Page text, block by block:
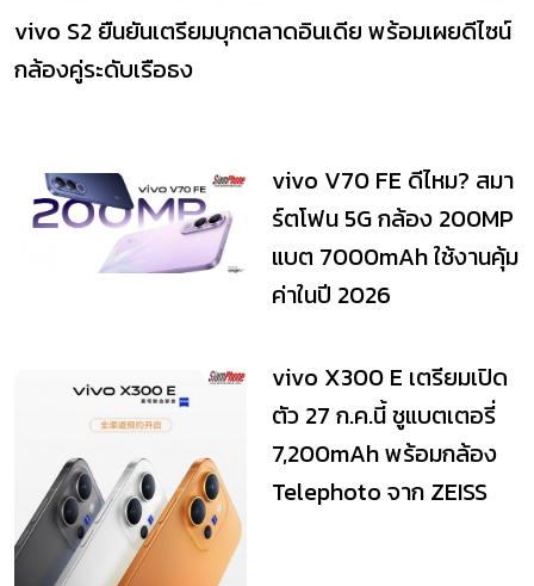
vivo S2 ยืนยันเตรียมบุกตลาดอินเดีย พร้อมเผยดีไซน์
กล้องคู่ระดับเรือธง
vivo V70 FE ดีไหม? สมา
ร์ตโฟน 5G กล้อง 200MP
แบต 7000mAh ใช้งานคุ้ม
ค่าในปี 2026
vivo X300 E เตรียมเปิด
ตัว 27 ก.ค.นี้ ชูแบตเตอรี่
7,200mAh พร้อมกล้อง
Telephoto จาก ZEISS